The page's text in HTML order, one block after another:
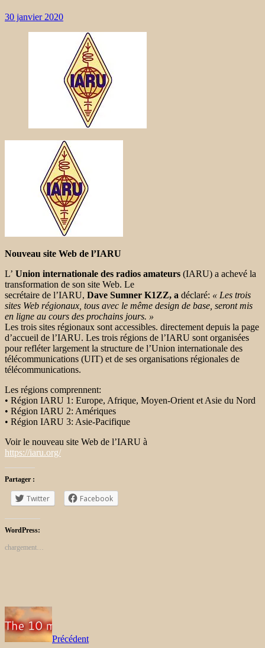
30 janvier 2020
Nouveau site Web de l’IARU
L’ Union internationale des radios amateurs (IARU) a achevé la
transformation de son site Web. Le
secrétaire de l’IARU, Dave Sumner K1ZZ, a déclaré: « Les trois
sites Web régionaux, tous avec le même design de base, seront mis
en ligne au cours des prochains jours. »
Les trois sites régionaux sont accessibles. directement depuis la page
d’accueil de l’IARU. Les trois régions de l’IARU sont organisées
pour refléter largement la structure de l’Union internationale des
télécommunications (UIT) et de ses organisations régionales de
télécommunications.
Les régions comprennent:
• Région IARU 1: Europe, Afrique, Moyen-Orient et Asie du Nord
• Région IARU 2: Amériques
• Région IARU 3: Asie-Pacifique
Voir le nouveau site Web de l’IARU à
https://iaru.org/
Partager :
Twitter Facebook
WordPress:
chargement…
Précédent